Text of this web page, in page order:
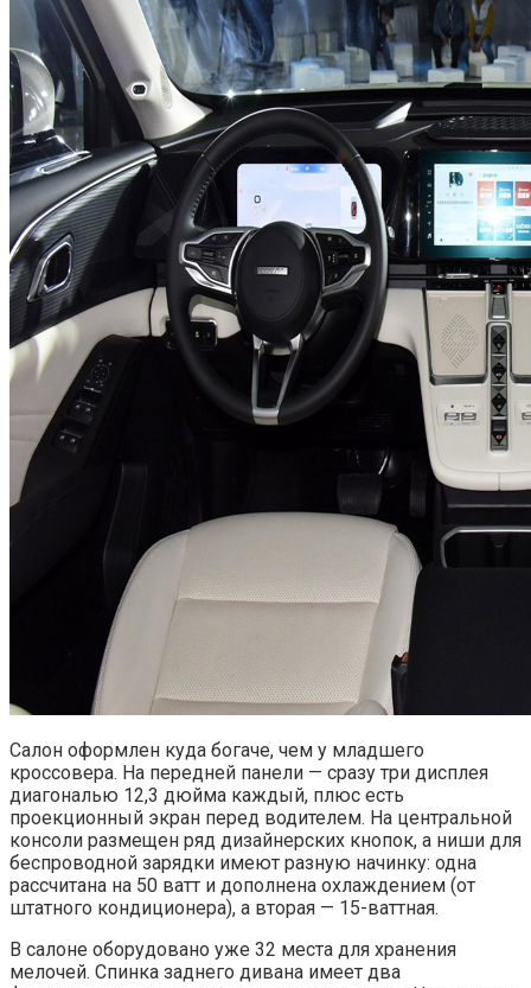
Салон оформлен куда богаче, чем у младшего
кроссовера. На передней панели — сразу три дисплея
диагональю 12,3 дюйма каждый, плюс есть
проекционный экран перед водителем. На центральной
консоли размещен ряд дизайнерских кнопок, а ниши для
беспроводной зарядки имеют разную начинку: одна
рассчитана на 50 ватт и дополнена охлаждением (от
штатного кондиционера), а вторая — 15-ваттная.
В салоне оборудовано уже 32 места для хранения
мелочей. Спинка заднего дивана имеет два